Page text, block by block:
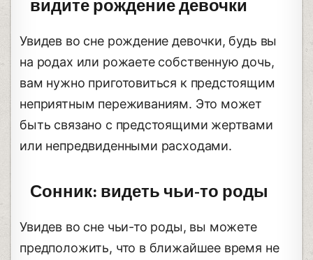
видите рождение девочки
Увидев во сне рождение девочки, будь вы
на родах или рожаете собственную дочь,
вам нужно приготовиться к предстоящим
неприятным переживаниям. Это может
быть связано с предстоящими жертвами
или непредвиденными расходами.
Сонник: видеть чьи-то роды
Увидев во сне чьи-то роды, вы можете
предположить, что в ближайшее время не